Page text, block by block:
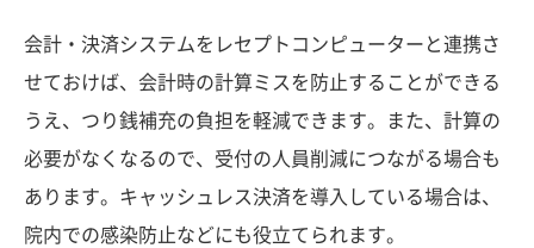
会計・決済システムをレセプトコンピューターと連携さ
せておけば、会計時の計算ミスを防止することができる
うえ、つり銭補充の負担を軽減できます。また、計算の
必要がなくなるので、受付の人員削減につながる場合も
あります。キャッシュレス決済を導入している場合は、
院内での感染防止などにも役立てられます。